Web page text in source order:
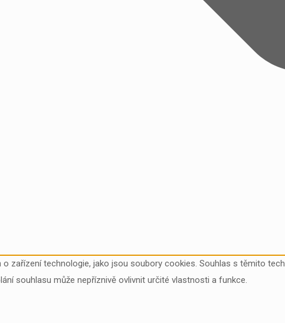
zařízení technologie, jako jsou soubory cookies. Souhlas s těmito
souhlasu může nepříznivě ovlivnit určité vlastnosti a funkce.